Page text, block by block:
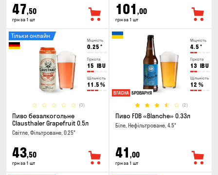
47,50
грн за 1 шт
101 ,00
грн за 1 шт
Міцність
0.25 °
Гіркота
15 IBU
Щільність
11.5 %
(0)
Тільки онлайн
Пиво безалкогольне
Clausthaler Grapefruit 0.5л
Світле, Фільтроване, 0.25°
43,50
грн за 1 шт
Міцність
4.5 °
Гіркота
13 IBU
Щільність
12 %
(2)
Пиво FDB «Blanche» 0.33л
Біле, Нефільтроване, 4.5°
41 ,00
грн за 1 шт